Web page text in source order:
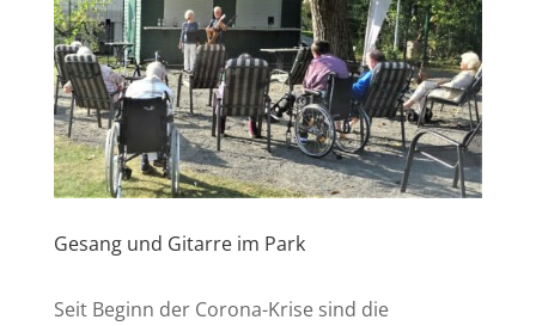
Gesang und Gitarre im Park
Seit Beginn der Corona-Krise sind die